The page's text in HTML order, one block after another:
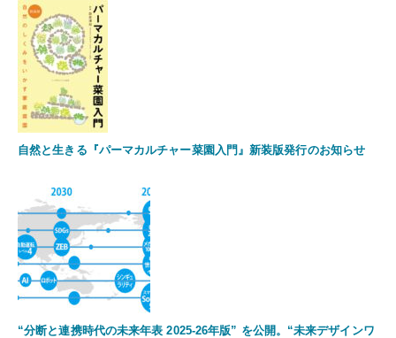
自然と生きる『パーマカルチャー菜園入門』新装版発行のお知らせ
“分断と連携時代の未来年表 2025-26年版” を公開。“未来デザインワ